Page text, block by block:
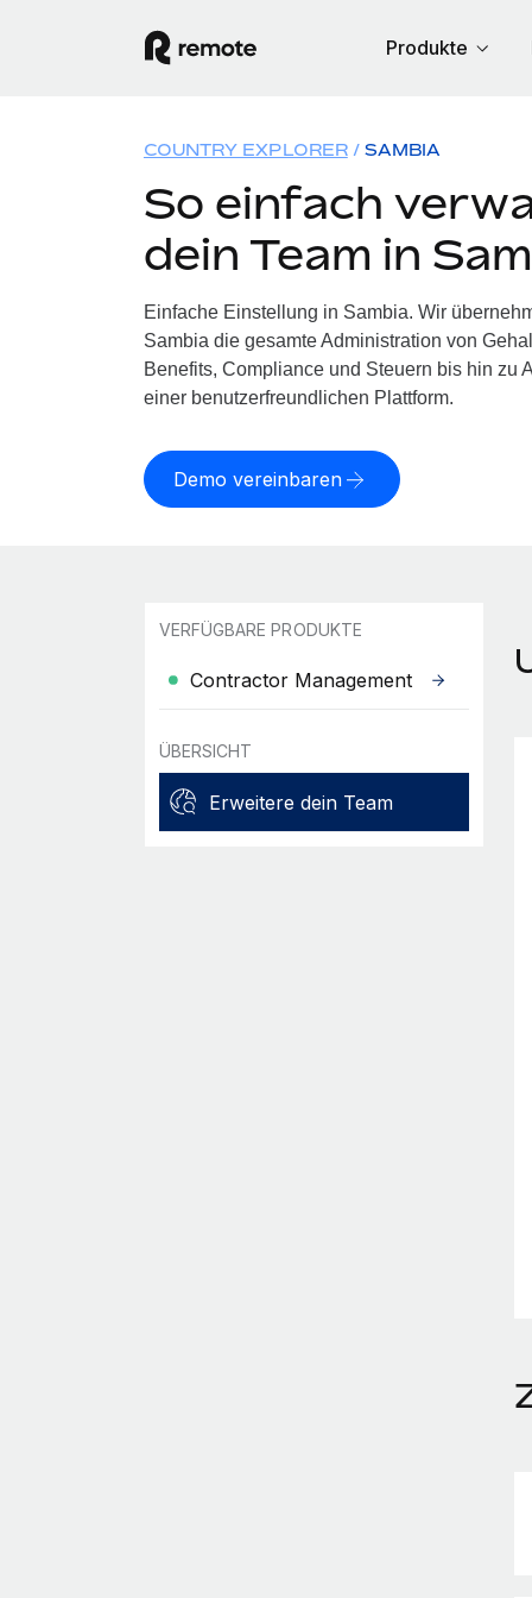
Produkte
COUNTRY EXPLORER SAMBIA
So einfach
dein Team in
Einfache Einstellung in Sambia. Wir
Sambia die gesamte Administration von
Benefits, Compliance und Steuern bis hin zu
einer benutzerfreundlichen Plattform.
Demo vereinbaren
VERFÜGBARE PRODUKTE
Contractor Management
ÜBERSICHT
Erweitere dein Team